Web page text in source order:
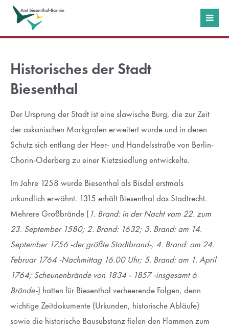
Login
Anmelden
Register Lost your password?
Support
Lorem ipsum dolor sit amet:
24h / 365days
Historisches der Stadt
Biesenthal
Der Ursprung der Stadt ist eine slawische Burg, die zur Zeit
der askanischen Markgrafen erweitert wurde und in deren
Schutz sich entlang der Heer- und Handelsstraße von Berlin-
Chorin-Oderberg zu einer Kietzsiedlung entwickelte.
Im Jahre 1258 wurde Biesenthal als Bisdal erstmals
urkundlich erwähnt. 1315 erhält Biesenthal das Stadtrecht.
Mehrere Großbrände ( 1. Brand: in der Nacht vom 22. zum
23. September 1580; 2. Brand: 1632; 3. Brand: am 14.
September 1756 -der größte Stadtbrand-; 4. Brand: am 24.
Februar 1764 -Nachmittag 16.00 Uhr; 5. Brand: am 1. April
1764; Scheunenbrände von 1834 - 1857 -insgesamt 6
Brände-) hatten für Biesenthal verheerende Folgen, denn
wichtige Zeitdokumente (Urkunden, historische Abläufe)
sowie die historische Bausubstanz fielen den Flammen zum